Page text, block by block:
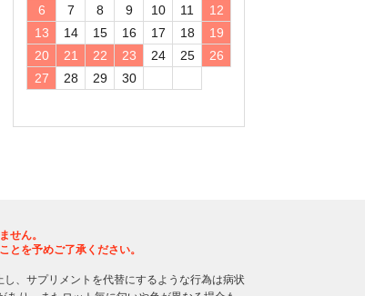
6
7 8 9 10 11
12
13
14 15 16 17 18
19
20
21 22 23 24 25
26
27
28 29 30
せん。
とを予めご了承ください。
、サプリメントを代替にするような行為は病状